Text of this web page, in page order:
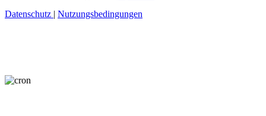
Datenschutz
Nutzungsbedingungen